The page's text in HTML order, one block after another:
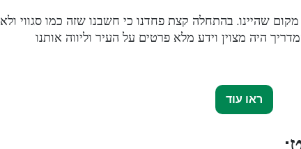
שהיינו. בהתחלה קצת פחדנו כי חשבנו שזה כמו סגווי ולא
היה מצוין וידע מלא פרטים על העיר וליווה אותנו
ראו עוד